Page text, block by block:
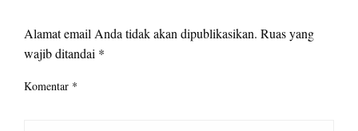
Alamat email Anda tidak akan dipublikasikan. Ruas yang
wajib ditandai *
Komentar *